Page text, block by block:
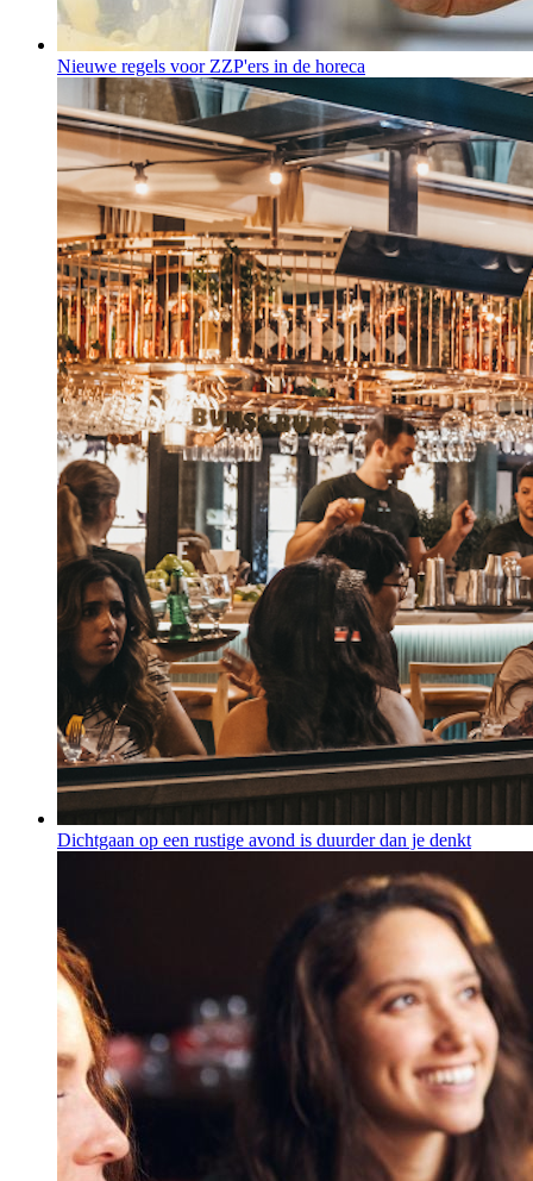
Nieuwe regels voor ZZP'ers in de horeca
Dichtgaan op een rustige avond is duurder dan je denkt